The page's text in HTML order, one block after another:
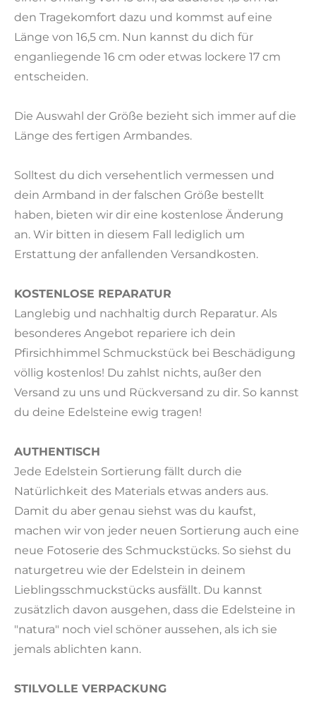
den Tragekomfort dazu und kommst auf eine
Länge von 16,5 cm. Nun kannst du dich für
enganliegende 16 cm oder etwas lockere 17 cm
entscheiden.
Die Auswahl der Größe bezieht sich immer auf die
Länge des fertigen Armbandes.
Solltest du dich versehentlich vermessen und
dein Armband in der falschen Größe bestellt
haben, bieten wir dir eine kostenlose Änderung
an. Wir bitten in diesem Fall lediglich um
Erstattung der anfallenden Versandkosten.
KOSTENLOSE REPARATUR
Langlebig und nachhaltig durch Reparatur. Als
besonderes Angebot repariere ich dein
Pfirsichhimmel Schmuckstück bei Beschädigung
völlig kostenlos! Du zahlst nichts, außer den
Versand zu uns und Rückversand zu dir. So kannst
du deine Edelsteine ewig tragen!
AUTHENTISCH
Jede Edelstein Sortierung fällt durch die
Natürlichkeit des Materials etwas anders aus.
Damit du aber genau siehst was du kaufst,
machen wir von jeder neuen Sortierung auch eine
neue Fotoserie des Schmuckstücks. So siehst du
naturgetreu wie der Edelstein in deinem
Lieblingsschmuckstücks ausfällt. Du kannst
zusätzlich davon ausgehen, dass die Edelsteine in
"natura" noch viel schöner aussehen, als ich sie
jemals ablichten kann.
STILVOLLE VERPACKUNG